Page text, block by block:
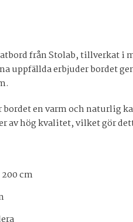
från Stolab, tillverkat i
uppfällda erbjuder bordet
bordet en varm och naturlig
av hög kvalitet, vilket gör
cm